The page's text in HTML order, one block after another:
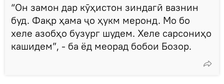
“Он замон дар кӯҳистон зиндагӣ вазнин
буд. Фақр ҳама ҷо ҳукм меронд. Мо бо
хеле азобҳо бузург шудем. Хеле сарсониҳо
кашидем”, - ба ёд меорад бобои Бозор.